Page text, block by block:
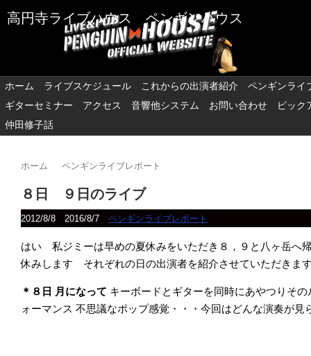
高円寺ライブハウス ペンギンハウス
ホーム ライブスケジュール これからの出演者紹介
ペンギンライ
ギターセミナー
アクセス 音響他システム お問い合わせ
ピック
仲田修子話
ホーム ペンギンライブレポート
８日 ９日のライブ
2012/8/8 2016/8/7 ペンギンライブレポート
はい 私ジミーは早めの夏休みをいただき８，９と八ヶ岳へ
休みします それぞれの日の出演者を紹介させていただきま
＊８日 月になって キーボードとギターを同時にあやつりそ
ォーマンス 不思議なポップ感覚・・・今回はどんな演奏が見